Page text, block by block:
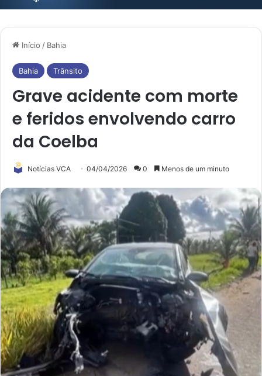
Início / Bahia
Bahia Trânsito
Grave acidente com morte
e feridos envolvendo carro
da Coelba
Notícias VCA 04/04/2026 0 Menos de um minuto